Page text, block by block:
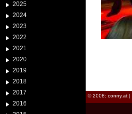
2025
2024
2023
2022
2021
2020
2019
2018
2017
2016
© 2008: conny.at |